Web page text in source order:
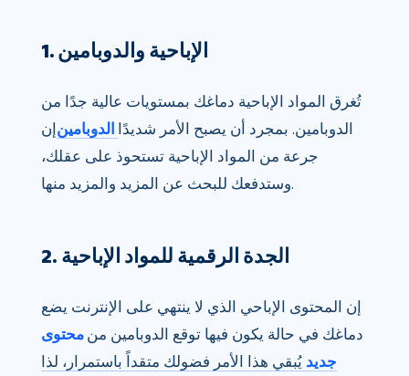
1. الإباحية والدوبامين
تُغرق المواد الإباحية دماغك بمستويات عالية جدًا من
الدوبامين. بمجرد أن يصبح الأمر شديدًا
الدوبامين إن
جرعة من المواد الإباحية تستحوذ على عقلك،
وستدفعك للبحث عن المزيد والمزيد منها.
2. الجدة الرقمية للمواد الإباحية
إن المحتوى الإباحي الذي لا ينتهي على الإنترنت يضع
دماغك في حالة يكون فيها توقع الدوبامين من محتوى
جديد يُبقي هذا الأمر فضولك متقداً باستمرار، لذا